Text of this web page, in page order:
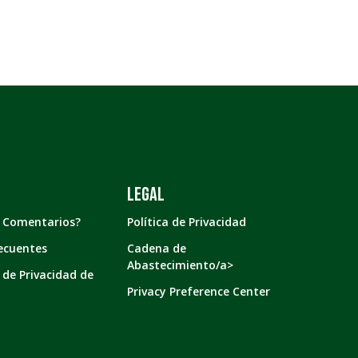
Privacidad de
LEGAL
Política de Privacidad
Cadena de
Abastecimiento/a>
Privacy Preference Center